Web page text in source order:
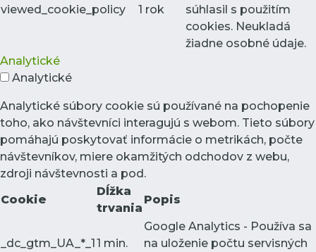
viewed_cookie_policy 1 rok
súhlasil s použitím
cookies. Neukladá
žiadne osobné údaje.
Analytické
Analytické
Analytické súbory cookie sú používané na pochopenie
toho, ako návštevníci interagujú s webom. Tieto súbory
pomáhajú poskytovať informácie o metrikách, počte
návštevníkov, miere okamžitých odchodov z webu,
zdroji návštevnosti a pod.
Cookie
Dĺžka
trvania
Popis
_dc_gtm_UA_*_11 min.
Google Analytics - Používa sa
na uloženie počtu servisných